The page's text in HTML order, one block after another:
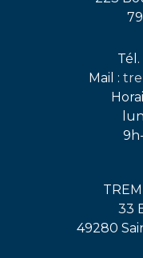
Tél.
Mail :
33
49280